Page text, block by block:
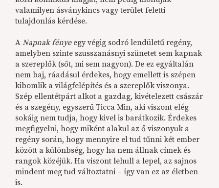
valamilyen ásványkincs vagy terület feletti
tulajdonlás kérdése.
ANapnak fényeegy végig sodró lendületű regény,
amelyben szinte szusszanásnyi szünetet sem kapnak
a szereplők (sőt, mi sem nagyon). De ez egyáltalán
nem baj, ráadásul érdekes, hogy emellett is szépen
kibomlik a világfelépítés és a szereplők viszonya.
Szép ellentétpárt alkot a gazdag, kivételezett császár
és a szegény, egyszerű Ticca Min, aki viszont elég
sokáig nem tudja, hogy kivel is barátkozik. Érdekes
megfigyelni, hogy miként alakul az ő viszonyuk a
regény során, hogy mennyire el tud tűnni két ember
között a különbség, hogy ha nem állnak címek és
rangok közéjük. Ha viszont lehull a lepel, az sajnos
mindent meg tud változtatni – így van ez az életben
is.